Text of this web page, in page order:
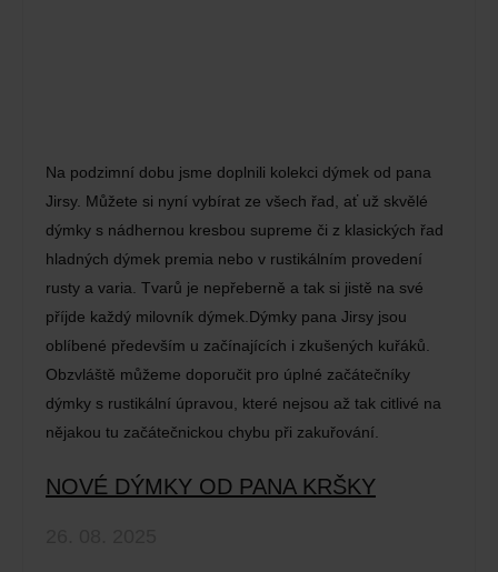
Na podzimní dobu jsme doplnili kolekci dýmek od pana
Jirsy. Můžete si nyní vybírat ze všech řad, ať už skvělé
dýmky s nádhernou kresbou supreme či z klasických řad
hladných dýmek premia nebo v rustikálním provedení
rusty a varia. Tvarů je nepřeberně a tak si jistě na své
příjde každý milovník dýmek.Dýmky pana Jirsy jsou
oblíbené především u začínajících i zkušených kuřáků.
Obzvláště můžeme doporučit pro úplné začátečníky
dýmky s rustikální úpravou, které nejsou až tak citlivé na
nějakou tu začátečnickou chybu při zakuřování.
NOVÉ DÝMKY OD PANA KRŠKY